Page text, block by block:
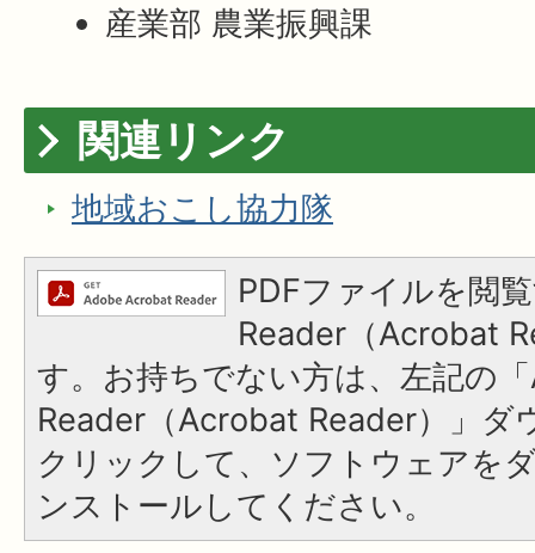
産業部 農業振興課
関連リンク
地域おこし協力隊
PDFファイルを閲
Reader（Acrobat
す。お持ちでない方は、左記の
Reader（Acrobat Reader）」ダ
クリックして、ソフトウェアを
ンストールしてください。